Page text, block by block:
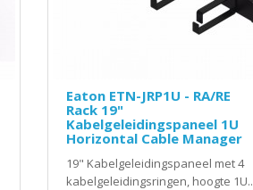
Eaton ETN-JRP1U - RA/RE
Rack 19"
Kabelgeleidingspaneel 1U
Horizontal Cable Manager
19" Kabelgeleidingspaneel met 4
kabelgeleidingsringen, hoogte 1U..